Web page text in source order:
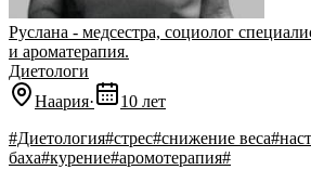
Руслана - медсестра, социолог
и ароматерапия.
Диетологи
Наария·
10 лет
#Диетология#стрес#снижение
баха#курение#аромотерапия#